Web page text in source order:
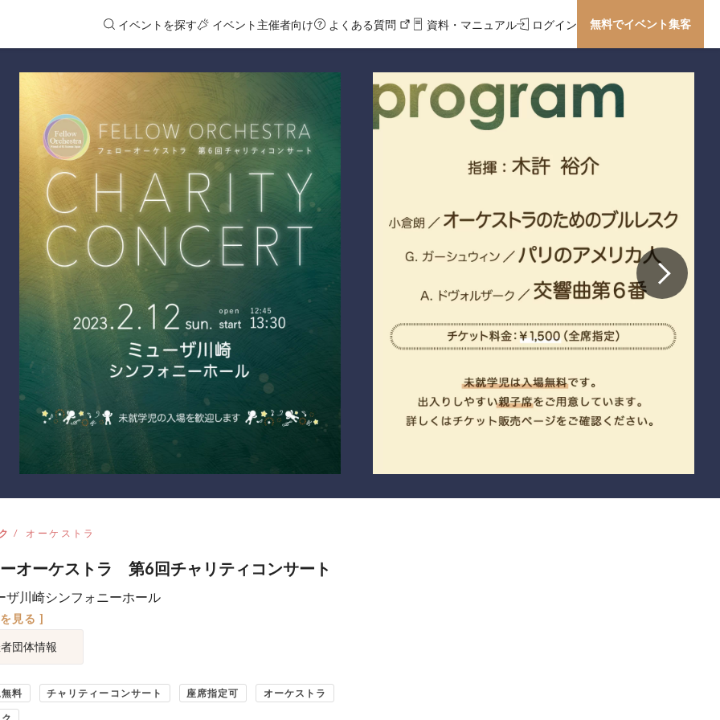
イベントを探す イベント主催者向け よくある質問 資料・マニュアル ログイン 無料でイベント集客
オーケストラ
オーケストラ 第6回チャリティコンサート
ザ川崎シンフォニーホール
見る ]
団体情報
料 チャリティーコンサート 座席指定可 オーケストラ